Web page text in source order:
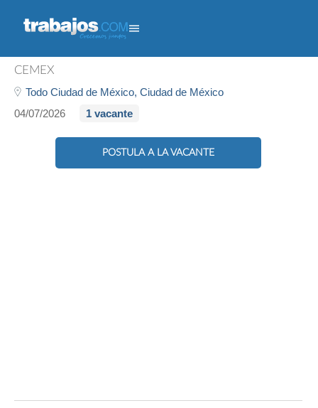
Mecanico - Diesel
CEMEX
Todo Ciudad de México, Ciudad de México
04/07/2026
1 vacante
POSTULA A LA VACANTE